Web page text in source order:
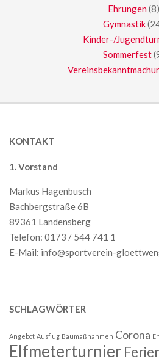
Ehrungen (8)
Gymnastik
Kinder-/
Sommerfest
KONTAKT
1. Vorstand
Markus Hagenbusch
Bachbergstraße 6B
89361 Landensberg
Telefon: 0173 / 544 741 1
E-Mail: info@sportverein-
SCHLAGWÖRTER
Angebot Ausflug Baumaßnahmen Corona
Elfmeterturnier